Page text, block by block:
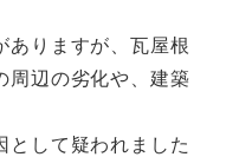
ありますが、瓦屋根
周辺の劣化や、建築
として疑われました